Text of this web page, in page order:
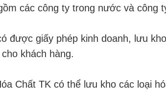
các công ty trong nước và công
được giấy phép kinh doanh, lưu
khách hàng.
Chất TK có thể lưu kho các loại